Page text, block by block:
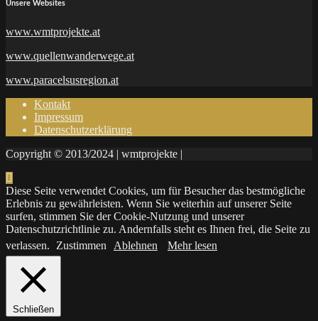
Unsere Websites
www.wmtprojekte.at
www.quellenwanderwege.at
www.paracelsusregion.at
Kontakt
Impressum
Datenschutzerklärung
Copyright © 2013/2024 | wmtprojekte |
Diese Seite verwendet Cookies, um für Besucher das bestmögliche
Erlebnis zu gewährleisten. Wenn Sie weiterhin auf unserer Seite
surfen, stimmen Sie der Cookie-Nutzung und unserer
Datenschutzrichtlinie zu. Andernfalls steht es Ihnen frei, die Seite zu
verlassen.
Zustimmen Ablehnen Mehr lesen
Schließen